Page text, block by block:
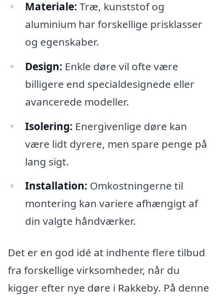
Materiale: Træ, kunststof og
aluminium har forskellige prisklasser
og egenskaber.
Design: Enkle døre vil ofte være
billigere end specialdesignede eller
avancerede modeller.
Isolering: Energivenlige døre kan
være lidt dyrere, men spare penge på
lang sigt.
Installation: Omkostningerne til
montering kan variere afhængigt af
din valgte håndværker.
Det er en god idé at indhente flere tilbud
fra forskellige virksomheder, når du
kigger efter nye døre i Rakkeby. På denne